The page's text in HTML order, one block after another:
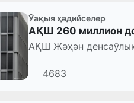
Ўақыя ҳәдийселер
АҚШ 260 миллион
АҚШ Жәҳән
4683